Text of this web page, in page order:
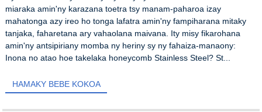
miaraka amin'ny karazana toetra tsy manam-paharoa izay
mahatonga azy ireo ho tonga lafatra amin'ny fampiharana mitaky
tanjaka, faharetana ary vahaolana maivana. Ity misy fikarohana
amin'ny antsipiriany momba ny heriny sy ny fahaiza-manaony:
Inona no atao hoe takelaka honeycomb Stainless Steel? St...
HAMAKY BEBE KOKOA